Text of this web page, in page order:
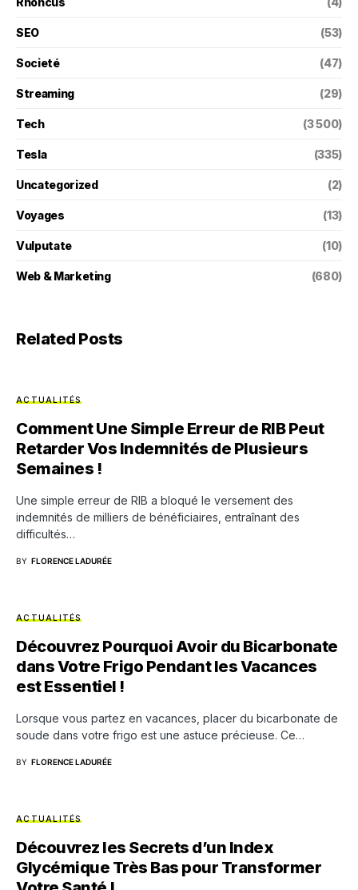
SEO (53)
Societé (47)
Streaming (29)
Tech (3 500)
Tesla (335)
Uncategorized (2)
Voyages (13)
Vulputate (10)
Web & Marketing (680)
Related Posts
ACTUALITÉS
Comment Une Simple Erreur de RIB Peut
Retarder Vos Indemnités de Plusieurs
Semaines !
Une simple erreur de RIB a bloqué le versement des
indemnités de milliers de bénéficiaires, entraînant des
difficultés…
BY FLORENCE LADURÉE
ACTUALITÉS
Découvrez Pourquoi Avoir du Bicarbonate
dans Votre Frigo Pendant les Vacances
est Essentiel !
Lorsque vous partez en vacances, placer du bicarbonate de
soude dans votre frigo est une astuce précieuse. Ce…
BY FLORENCE LADURÉE
ACTUALITÉS
Découvrez les Secrets d’un Index
Glycémique Très Bas pour Transformer